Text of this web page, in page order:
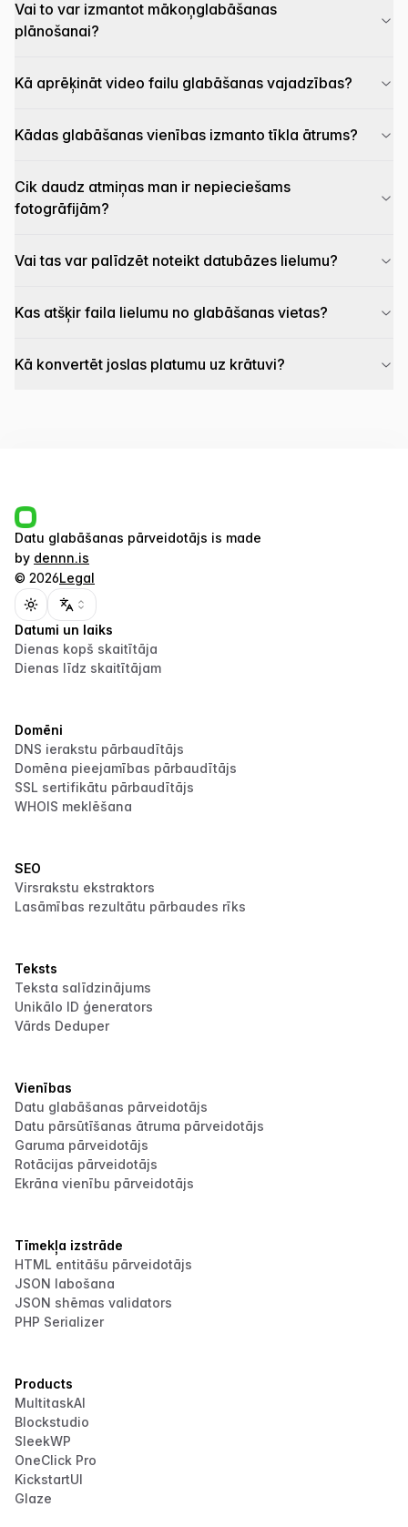
Vai to var izmantot mākoņglabāšanas
plānošanai?
Kā aprēķināt video failu glabāšanas vajadzības?
Kādas glabāšanas vienības izmanto tīkla ātrums?
Cik daudz atmiņas man ir nepieciešams
fotogrāfijām?
Vai tas var palīdzēt noteikt datubāzes lielumu?
Kas atšķir faila lielumu no glabāšanas vietas?
Kā konvertēt joslas platumu uz krātuvi?
Datu glabāšanas pārveidotājs is made
by dennn.is
© 2026Legal
Toggle theme
Datumi un laiks
Dienas kopš skaitītāja
Dienas līdz skaitītājam
Domēni
DNS ierakstu pārbaudītājs
Domēna pieejamības pārbaudītājs
SSL sertifikātu pārbaudītājs
WHOIS meklēšana
SEO
Virsrakstu ekstraktors
Lasāmības rezultātu pārbaudes rīks
Teksts
Teksta salīdzinājums
Unikālo ID ģenerators
Vārds Deduper
Vienības
Datu glabāšanas pārveidotājs
Datu pārsūtīšanas ātruma pārveidotājs
Garuma pārveidotājs
Rotācijas pārveidotājs
Ekrāna vienību pārveidotājs
Tīmekļa izstrāde
HTML entitāšu pārveidotājs
JSON labošana
JSON shēmas validators
PHP Serializer
Products
MultitaskAI
Blockstudio
SleekWP
OneClick Pro
KickstartUI
Glaze